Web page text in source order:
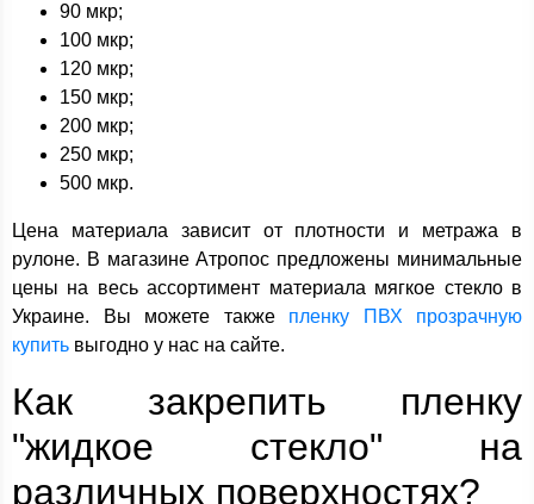
90 мкр;
100 мкр;
120 мкр;
150 мкр;
200 мкр;
250 мкр;
500 мкр.
Цена материала зависит от плотности и метража в
рулоне. В магазине Атропос предложены минимальные
цены на весь ассортимент материала мягкое стекло в
Украине. Вы можете также пленку ПВХ прозрачную
купить выгодно у нас на сайте.
Как закрепить пленку
"жидкое стекло" на
различных поверхностях?